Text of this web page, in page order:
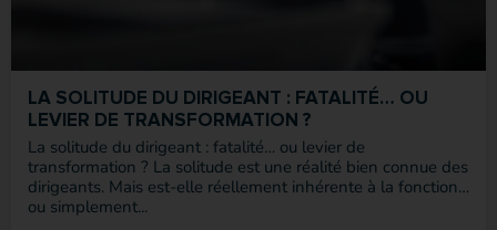
LA SOLITUDE DU DIRIGEANT : FATALITÉ… OU
LEVIER DE TRANSFORMATION ?
La solitude du dirigeant : fatalité… ou levier de
transformation ? La solitude est une réalité bien connue des
dirigeants. Mais est-elle réellement inhérente à la fonction…
ou simplement...